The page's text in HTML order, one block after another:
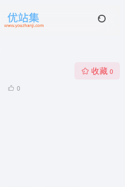
0
收藏 0